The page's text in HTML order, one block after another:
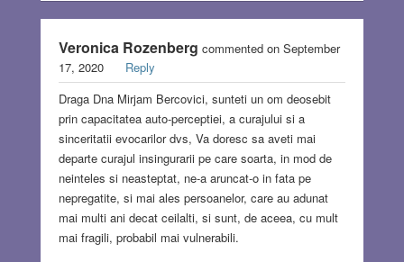
Veronica Rozenberg commented on September
17, 2020
Reply
Draga Dna Mirjam Bercovici, sunteti un om deosebit
prin capacitatea auto-perceptiei, a curajului si a
sinceritatii evocarilor dvs, Va doresc sa aveti mai
departe curajul insingurarii pe care soarta, in mod de
neinteles si neasteptat, ne-a aruncat-o in fata pe
nepregatite, si mai ales persoanelor, care au adunat
mai multi ani decat ceilalti, si sunt, de aceea, cu mult
mai fragili, probabil mai vulnerabili.